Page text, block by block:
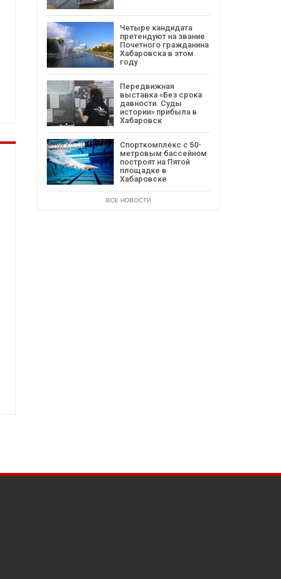
Четыре кандидата
претендуют на звание
Почетного гражданина
Хабаровска в этом
году
Передвижная
выставка «Без срока
давности. Суды
истории» прибыла в
Хабаровск
Спорткомплекс с 50-
метровым бассейном
построят на Пятой
площадке в
Хабаровске
ВСЕ НОВОСТИ